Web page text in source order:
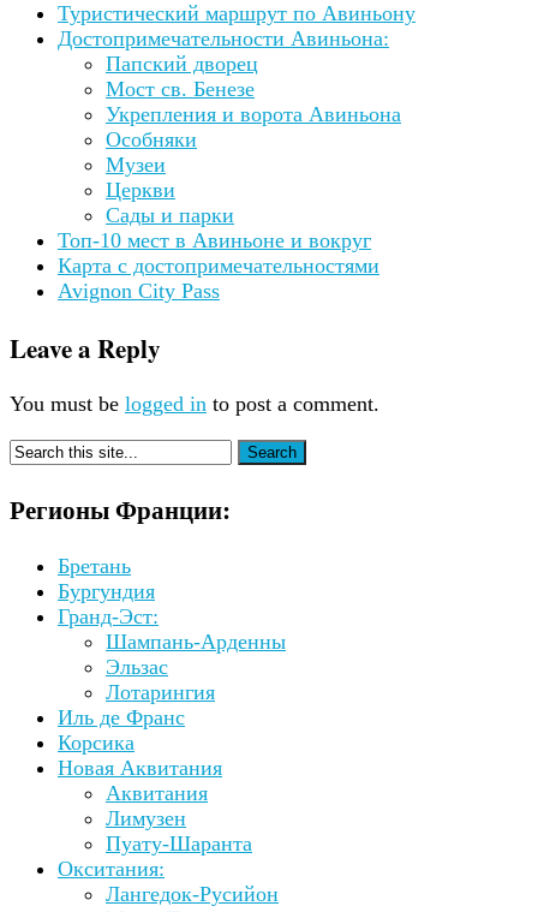
Туристический маршрут по Авиньону
Достопримечательности Авиньона:
Папский дворец
Мост св. Бенезе
Укрепления и ворота Авиньона
Особняки
Музеи
Церкви
Сады и парки
Топ-10 мест в Авиньоне и вокруг
Карта с достопримечательностями
Avignon City Pass
Leave a Reply
You must be logged in to post a comment.
Регионы Франции:
Бретань
Бургундия
Гранд-Эст:
Шампань-Арденны
Эльзас
Лотарингия
Иль де Франс
Корсика
Новая Аквитания
Аквитания
Лимузен
Пуату-Шаранта
Окситания:
Лангедок-Русийон